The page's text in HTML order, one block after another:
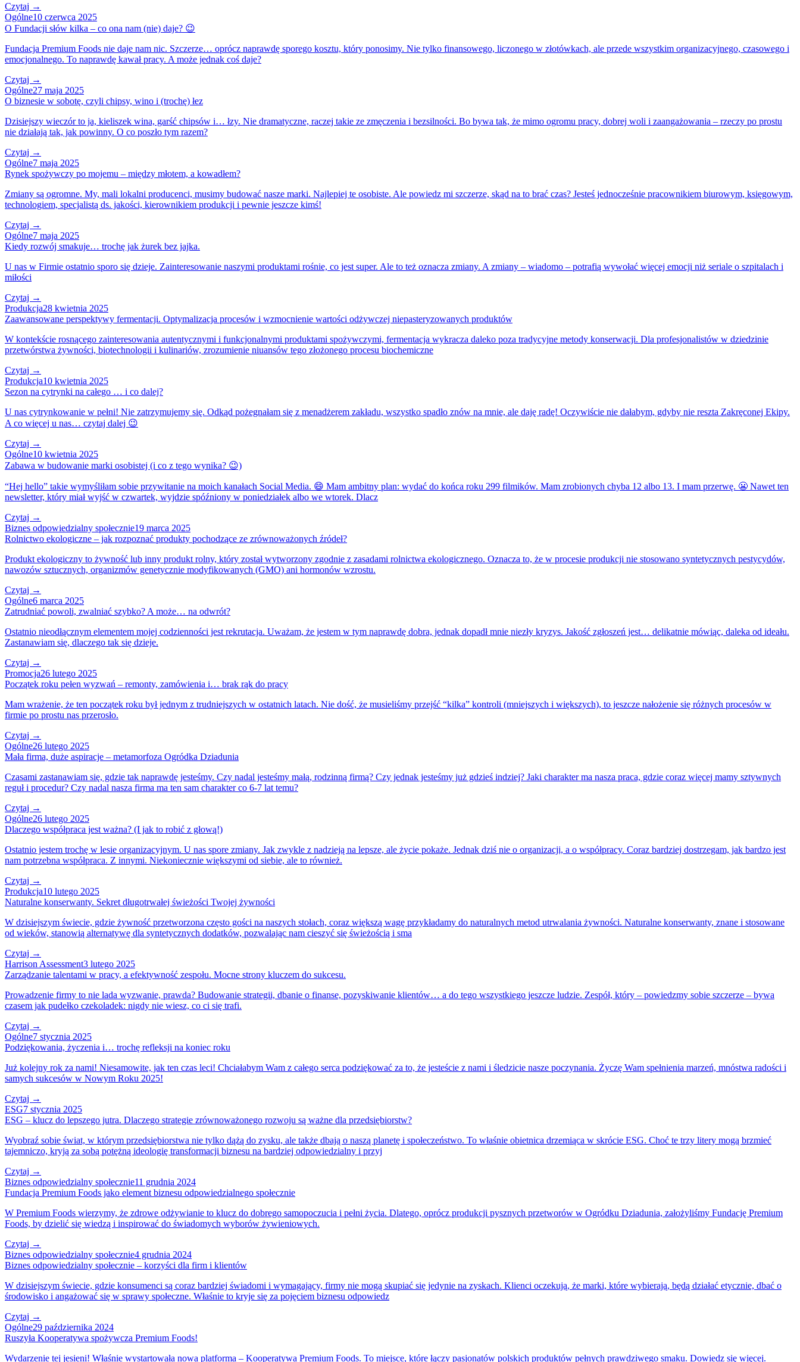
Czytaj →
Ogólne10 czerwca 2025
O Fundacji słów kilka – co ona nam (nie) daje? 😉
Fundacja Premium Foods nie daje nam nic. Szczerze… oprócz naprawdę sporego kosztu, który ponosimy. Nie tylko finansowego, liczonego w złotówkach, ale przede wszystkim organizacyjnego, czasowego i
emocjonalnego. To naprawdę kawał pracy. A może jednak coś daje?
Czytaj →
Ogólne27 maja 2025
O biznesie w sobotę, czyli chipsy, wino i (trochę) łez
Dzisiejszy wieczór to ja, kieliszek wina, garść chipsów i… łzy. Nie dramatyczne, raczej takie ze zmęczenia i bezsilności. Bo bywa tak, że mimo ogromu pracy, dobrej woli i zaangażowania – rzeczy po prostu
nie działają tak, jak powinny. O co poszło tym razem?
Czytaj →
Ogólne7 maja 2025
Rynek spożywczy po mojemu – między młotem, a kowadłem?
Zmiany są ogromne. My, mali lokalni producenci, musimy budować nasze marki. Najlepiej te osobiste. Ale powiedz mi szczerze, skąd na to brać czas? Jesteś jednocześnie pracownikiem biurowym, księgowym,
technologiem, specjalistą ds. jakości, kierownikiem produkcji i pewnie jeszcze kimś!
Czytaj →
Ogólne7 maja 2025
Kiedy rozwój smakuje… trochę jak żurek bez jajka.
U nas w Firmie ostatnio sporo się dzieje. Zainteresowanie naszymi produktami rośnie, co jest super. Ale to też oznacza zmiany. A zmiany – wiadomo – potrafią wywołać więcej emocji niż seriale o szpitalach i
miłości
Czytaj →
Produkcja28 kwietnia 2025
Zaawansowane perspektywy fermentacji. Optymalizacja procesów i wzmocnienie wartości odżywczej niepasteryzowanych produktów
W kontekście rosnącego zainteresowania autentycznymi i funkcjonalnymi produktami spożywczymi, fermentacja wykracza daleko poza tradycyjne metody konserwacji. Dla profesjonalistów w dziedzinie
przetwórstwa żywności, biotechnologii i kulinariów, zrozumienie niuansów tego złożonego procesu biochemiczne
Czytaj →
Produkcja10 kwietnia 2025
Sezon na cytrynki na całego … i co dalej?
U nas cytrynkowanie w pełni! Nie zatrzymujemy się. Odkąd pożegnałam się z menadżerem zakładu, wszystko spadło znów na mnie, ale daję radę! Oczywiście nie dałabym, gdyby nie reszta Zakręconej Ekipy.
A co więcej u nas… czytaj dalej 😉
Czytaj →
Ogólne10 kwietnia 2025
Zabawa w budowanie marki osobistej (i co z tego wynika? 😉)
“Hej hello” takie wymyśliłam sobie przywitanie na moich kanałach Social Media. 😄 Mam ambitny plan: wydać do końca roku 299 filmików. Mam zrobionych chyba 12 albo 13. I mam przerwę. 😬 Nawet ten
newsletter, który miał wyjść w czwartek, wyjdzie spóźniony w poniedziałek albo we wtorek. Dlacz
Czytaj →
Biznes odpowiedzialny społecznie19 marca 2025
Rolnictwo ekologiczne – jak rozpoznać produkty pochodzące ze zrównoważonych źródeł?
Produkt ekologiczny to żywność lub inny produkt rolny, który został wytworzony zgodnie z zasadami rolnictwa ekologicznego. Oznacza to, że w procesie produkcji nie stosowano syntetycznych pestycydów,
nawozów sztucznych, organizmów genetycznie modyfikowanych (GMO) ani hormonów wzrostu.
Czytaj →
Ogólne6 marca 2025
Zatrudniać powoli, zwalniać szybko? A może… na odwrót?
Ostatnio nieodłącznym elementem mojej codzienności jest rekrutacja. Uważam, że jestem w tym naprawdę dobra, jednak dopadł mnie niezły kryzys. Jakość zgłoszeń jest… delikatnie mówiąc, daleka od ideału.
Zastanawiam się, dlaczego tak się dzieje.
Czytaj →
Promocja26 lutego 2025
Początek roku pełen wyzwań – remonty, zamówienia i… brak rąk do pracy
Mam wrażenie, że ten początek roku był jednym z trudniejszych w ostatnich latach. Nie dość, że musieliśmy przejść “kilka” kontroli (mniejszych i większych), to jeszcze nałożenie się różnych procesów w
firmie po prostu nas przerosło.
Czytaj →
Ogólne26 lutego 2025
Mała firma, duże aspiracje – metamorfoza Ogródka Dziadunia
Czasami zastanawiam się, gdzie tak naprawdę jesteśmy. Czy nadal jesteśmy małą, rodzinną firmą? Czy jednak jesteśmy już gdzieś indziej? Jaki charakter ma nasza praca, gdzie coraz więcej mamy sztywnych
reguł i procedur? Czy nadal nasza firma ma ten sam charakter co 6-7 lat temu?
Czytaj →
Ogólne26 lutego 2025
Dlaczego współpraca jest ważna? (I jak to robić z głową!)
Ostatnio jestem trochę w lesie organizacyjnym. U nas spore zmiany. Jak zwykle z nadzieją na lepsze, ale życie pokaże. Jednak dziś nie o organizacji, a o współpracy. Coraz bardziej dostrzegam, jak bardzo jest
nam potrzebna współpraca. Z innymi. Niekoniecznie większymi od siebie, ale to również.
Czytaj →
Produkcja10 lutego 2025
Naturalne konserwanty. Sekret długotrwałej świeżości Twojej żywności
W dzisiejszym świecie, gdzie żywność przetworzona często gości na naszych stołach, coraz większą wagę przykładamy do naturalnych metod utrwalania żywności. Naturalne konserwanty, znane i stosowane
od wieków, stanowią alternatywę dla syntetycznych dodatków, pozwalając nam cieszyć się świeżością i sma
Czytaj →
Harrison Assessment3 lutego 2025
Zarządzanie talentami w pracy, a efektywność zespołu. Mocne strony kluczem do sukcesu.
Prowadzenie firmy to nie lada wyzwanie, prawda? Budowanie strategii, dbanie o finanse, pozyskiwanie klientów… a do tego wszystkiego jeszcze ludzie. Zespół, który – powiedzmy sobie szczerze – bywa
czasem jak pudełko czekoladek: nigdy nie wiesz, co ci się trafi.
Czytaj →
Ogólne7 stycznia 2025
Podziękowania, życzenia i… trochę refleksji na koniec roku
Już kolejny rok za nami! Niesamowite, jak ten czas leci! Chciałabym Wam z całego serca podziękować za to, że jesteście z nami i śledzicie nasze poczynania. Życzę Wam spełnienia marzeń, mnóstwa radości i
samych sukcesów w Nowym Roku 2025!
Czytaj →
ESG7 stycznia 2025
ESG – klucz do lepszego jutra. Dlaczego strategie zrównoważonego rozwoju są ważne dla przedsiębiorstw?
Wyobraź sobie świat, w którym przedsiębiorstwa nie tylko dążą do zysku, ale także dbają o naszą planetę i społeczeństwo. To właśnie obietnica drzemiąca w skrócie ESG. Choć te trzy litery mogą brzmieć
tajemniczo, kryją za sobą potężną ideologię transformacji biznesu na bardziej odpowiedzialny i przyj
Czytaj →
Biznes odpowiedzialny społecznie11 grudnia 2024
Fundacja Premium Foods jako element biznesu odpowiedzialnego społecznie
W Premium Foods wierzymy, że zdrowe odżywianie to klucz do dobrego samopoczucia i pełni życia. Dlatego, oprócz produkcji pysznych przetworów w Ogródku Dziadunia, założyliśmy Fundację Premium
Foods, by dzielić się wiedzą i inspirować do świadomych wyborów żywieniowych.
Czytaj →
Biznes odpowiedzialny społecznie4 grudnia 2024
Biznes odpowiedzialny społecznie – korzyści dla firm i klientów
W dzisiejszym świecie, gdzie konsumenci są coraz bardziej świadomi i wymagający, firmy nie mogą skupiać się jedynie na zyskach. Klienci oczekują, że marki, które wybierają, będą działać etycznie, dbać o
środowisko i angażować się w sprawy społeczne. Właśnie to kryje się za pojęciem biznesu odpowiedz
Czytaj →
Ogólne29 października 2024
Ruszyła Kooperatywa spożywcza Premium Foods!
Wydarzenie tej jesieni! Właśnie wystartowała nowa platforma – Kooperatywa Premium Foods. To miejsce, które łączy pasjonatów polskich produktów pełnych prawdziwego smaku. Dowiedz się więcej.